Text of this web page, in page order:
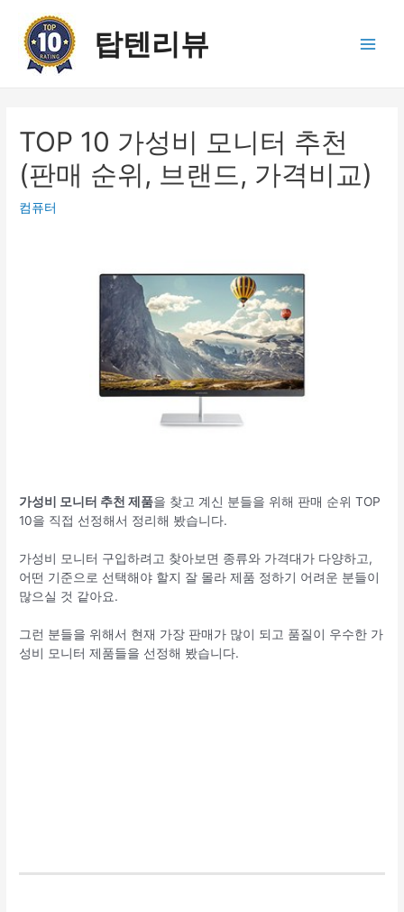
탑텐리뷰
TOP 10 가성비 모니터 추천
(판매 순위, 브랜드, 가격비교)
컴퓨터
가성비 모니터 추천 제품을 찾고 계신 분들을 위해 판매 순위 TOP
10을 직접 선정해서 정리해 봤습니다.
가성비 모니터 구입하려고 찾아보면 종류와 가격대가 다양하고,
어떤 기준으로 선택해야 할지 잘 몰라 제품 정하기 어려운 분들이
많으실 것 같아요.
그런 분들을 위해서 현재 가장 판매가 많이 되고 품질이 우수한 가
성비 모니터 제품들을 선정해 봤습니다.